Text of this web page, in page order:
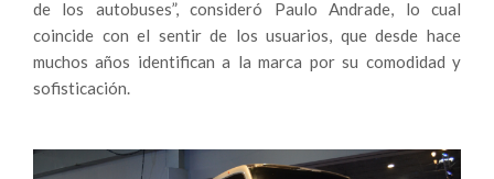
de los autobuses”, consideró Paulo Andrade, lo cual
coincide con el sentir de los usuarios, que desde hace
muchos años identifican a la marca por su comodidad y
sofisticación.